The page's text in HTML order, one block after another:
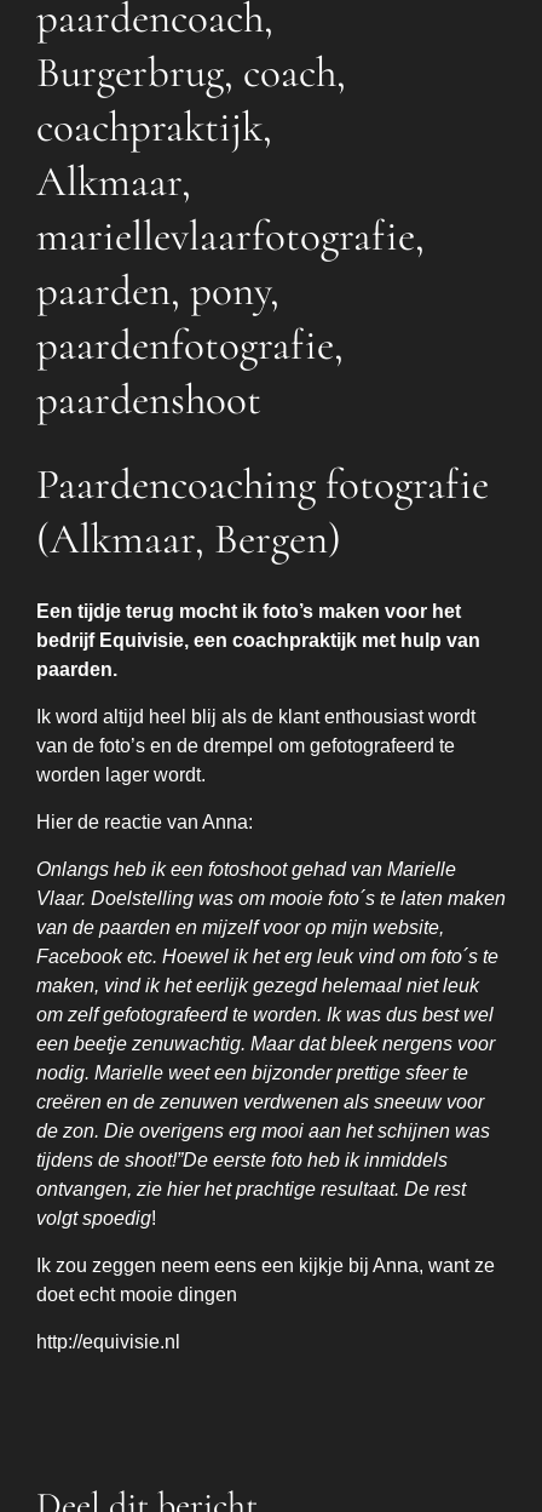
Paardencoaching fotografie
(Alkmaar, Bergen)
Een tijdje terug mocht ik foto’s maken voor het
bedrijf Equivisie, een coachpraktijk met hulp van
paarden.
Ik word altijd heel blij als de klant enthousiast wordt
van de foto’s en de drempel om gefotografeerd te
worden lager wordt.
Hier de reactie van Anna:
Onlangs heb ik een fotoshoot gehad van Marielle
Vlaar. Doelstelling was om mooie foto´s te laten maken
van de paarden en mijzelf voor op mijn website,
Facebook etc. Hoewel ik het erg leuk vind om foto´s te
maken, vind ik het eerlijk gezegd helemaal niet leuk
om zelf gefotografeerd te worden. Ik was dus best wel
een beetje zenuwachtig. Maar dat bleek nergens voor
nodig. Marielle weet een bijzonder prettige sfeer te
creëren en de zenuwen verdwenen als sneeuw voor
de zon. Die overigens erg mooi aan het schijnen was
tijdens de shoot!”De eerste foto heb ik inmiddels
ontvangen, zie hier het prachtige resultaat. De rest
volgt spoedig!
Ik zou zeggen neem eens een kijkje bij Anna, want ze
doet echt mooie dingen
http://equivisie.nl